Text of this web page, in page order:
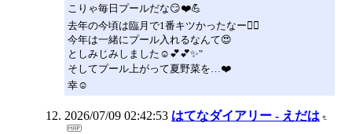
こりゃ毎日プールだな😏❤️💪
去年の今頃は臨月で1番キツかったなー😵‍💫
今年は一緒にプール入れるなんて😍
としみじみしました☺️💕💕✨"
そしてプール上がって夏野菜を…❤️
幸☺
2026/07/09 02:42:53 はてなダイアリー - えだは